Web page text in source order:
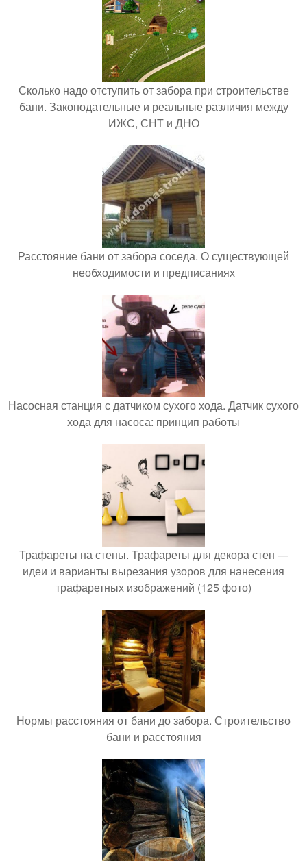
Сколько надо отступить от забора при строительстве
бани. Законодательные и реальные различия между
ИЖС, СНТ и ДНО
Расстояние бани от забора соседа. О существующей
необходимости и предписаниях
Насосная станция с датчиком сухого хода. Датчик сухого
хода для насоса: принцип работы
Трафареты на стены. Трафареты для декора стен —
идеи и варианты вырезания узоров для нанесения
трафаретных изображений (125 фото)
Нормы расстояния от бани до забора. Строительство
бани и расстояния